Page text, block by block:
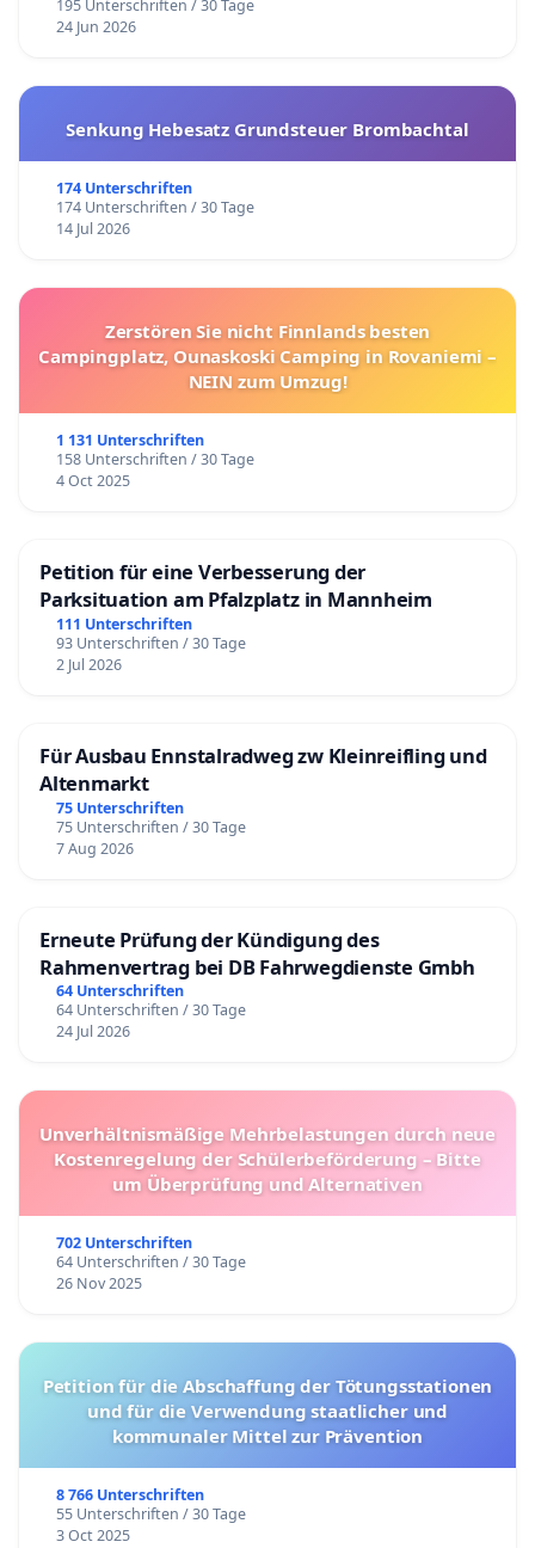
195 Unterschriften / 30 Tage
24 Jun 2026
Senkung Hebesatz Grundsteuer Brombachtal
174 Unterschriften
174 Unterschriften / 30 Tage
14 Jul 2026
Zerstören Sie nicht Finnlands besten
Campingplatz, Ounaskoski Camping in Rovaniemi –
NEIN zum Umzug!
1 131 Unterschriften
158 Unterschriften / 30 Tage
4 Oct 2025
Petition für eine Verbesserung der
Parksituation am Pfalzplatz in Mannheim
111 Unterschriften
93 Unterschriften / 30 Tage
2 Jul 2026
Für Ausbau Ennstalradweg zw Kleinreifling und
Altenmarkt
75 Unterschriften
75 Unterschriften / 30 Tage
7 Aug 2026
Erneute Prüfung der Kündigung des
Rahmenvertrag bei DB Fahrwegdienste Gmbh
64 Unterschriften
64 Unterschriften / 30 Tage
24 Jul 2026
Unverhältnismäßige Mehrbelastungen durch neue
Kostenregelung der Schülerbeförderung – Bitte
um Überprüfung und Alternativen
702 Unterschriften
64 Unterschriften / 30 Tage
26 Nov 2025
Petition für die Abschaffung der Tötungsstationen
und für die Verwendung staatlicher und
kommunaler Mittel zur Prävention
8 766 Unterschriften
55 Unterschriften / 30 Tage
3 Oct 2025